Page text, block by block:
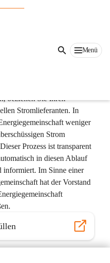
Menü
der
Eichgraben
Sie sich um eine Teilnahme
Eichgraben bewerben.
stellt keinen
Sollte die
Zeiten nicht genügend
beziehen Sie Ihren
Stromlieferanten. In
weniger
Strom
Prozess ist transparent
in diesen Ablauf
informiert. Im Sinne einer
hat der Vorstand